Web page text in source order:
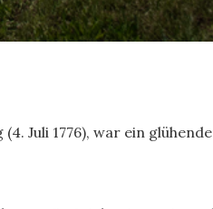
Juli 1776), war ein